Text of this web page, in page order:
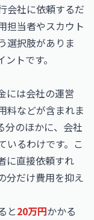
会社に依頼するだ
担当者やスカウト
選択肢がありま
トです。
には会社の運営
料などが含まれま
分のほかに、会社
いるわけです。こ
に直接依頼すれ
分だけ費用を抑え
と20万円かかる